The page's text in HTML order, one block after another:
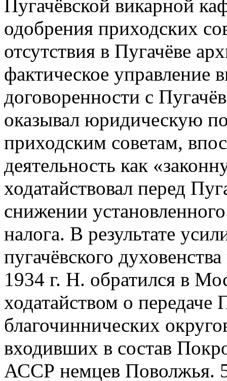
Пугачёвской викарной
одобрения приходских
отсутствия в Пугачёве
фактическое управление
договоренности с
оказывал юридическую
приходским советам,
деятельность как
ходатайствовал перед
снижении
налога. В результате
пугачёвского
1934 г. Н. обратился в
ходатайством о передаче
благочиннических
входивших в состав
АССР немцев Поволжья.